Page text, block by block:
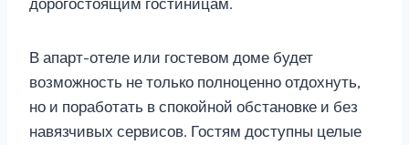
В апарт-отеле или гостевом доме будет
возможность не только полноценно отдохнуть,
но и поработать в спокойной обстановке и без
навязчивых сервисов. Гостям доступны целые